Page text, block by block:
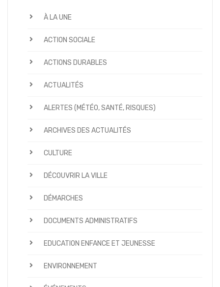
À LA UNE
ACTION SOCIALE
ACTIONS DURABLES
ACTUALITÉS
ALERTES (MÉTÉO, SANTÉ, RISQUES)
ARCHIVES DES ACTUALITÉS
CULTURE
DÉCOUVRIR LA VILLE
DÉMARCHES
DOCUMENTS ADMINISTRATIFS
EDUCATION ENFANCE ET JEUNESSE
ENVIRONNEMENT